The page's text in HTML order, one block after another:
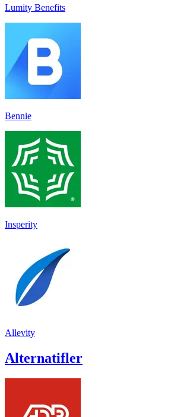
Lumity Benefits
Bennie
Insperity
Allevity
Alternatifler